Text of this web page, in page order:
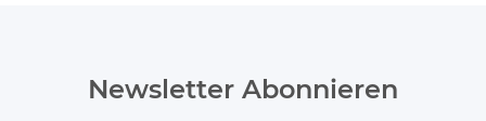
Newsletter Abonnieren